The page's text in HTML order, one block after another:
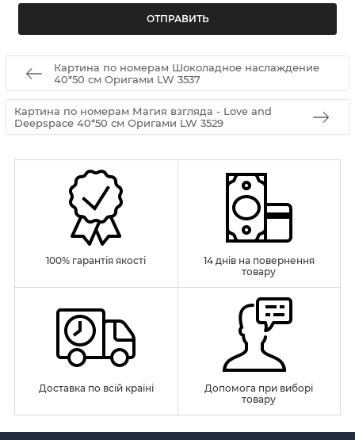
Картина по номерам Шоколадное наслаждение
40*50 см Оригами LW 3537
Картина по номерам Магия взгляда - Love and
Deepspace 40*50 см Оригами LW 3529
100% гарантія якості
14 днів на повернення
товару
Доставка по всій країні
Допомога при виборі
товару